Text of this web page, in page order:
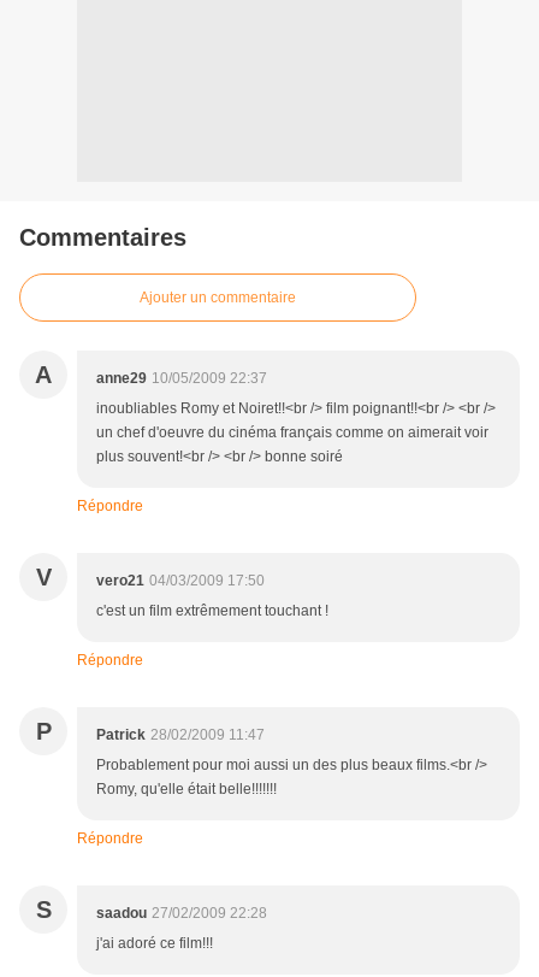
Commentaires
Ajouter un commentaire
A anne29 10/05/2009 22:37
inoubliables Romy et Noiret!!<br /> film poignant!!<br /> <br />
un chef d'oeuvre du cinéma français comme on aimerait voir
plus souvent!<br /> <br /> bonne soiré
Répondre
V vero21 04/03/2009 17:50
c'est un film extrêmement touchant !
Répondre
P Patrick 28/02/2009 11:47
Probablement pour moi aussi un des plus beaux films.<br />
Romy, qu'elle était belle!!!!!!!
Répondre
S saadou 27/02/2009 22:28
j'ai adoré ce film!!!